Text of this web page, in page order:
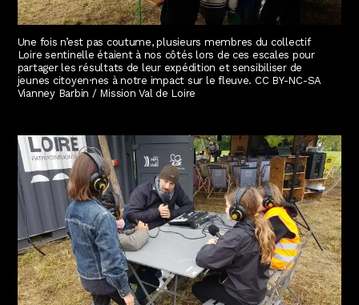
Une fois n’est pas coutume, plusieurs membres du collectif
Loire sentinelle étaient à nos côtés lors de ces escales pour
partager les résultats de leur expédition et sensibiliser de
jeunes citoyen·nes à notre impact sur le fleuve. CC BY-NC-SA
Vianney Barbin / Mission Val de Loire